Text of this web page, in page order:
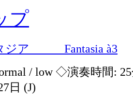
プ
タジア Fantasia à3
/ low ◇演奏時間:
日 (J)